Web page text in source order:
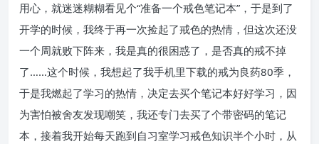
用心，就迷迷糊糊看见个“准备一个戒色笔记本”，于是到了
开学的时候，我终于再一次捡起了戒色的热情，但这次还没
一个周就败下阵来，我是真的很困惑了，是否真的戒不掉
了……这个时候，我想起了我手机里下载的戒为良药80季，
于是我燃起了学习的热情，决定去买个笔记本好好学习，因
为害怕被舍友发现嘲笑，我还专门去买了个带密码的笔记
本，接着我开始每天跑到自习室学习戒色知识半个小时，从